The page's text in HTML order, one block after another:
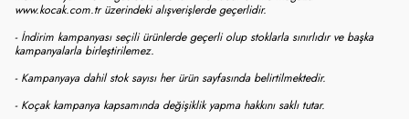
www.kocak.com.tr üzerindeki alışverişlerde geçerlidir.
- İndirim kampanyası seçili ürünlerde geçerli olup stoklarla sınırlıdır ve başka
kampanyalarla birleştirilemez.
- Kampanyaya dahil stok sayısı her ürün sayfasında belirtilmektedir.
- Koçak kampanya kapsamında değişiklik yapma hakkını saklı tutar.